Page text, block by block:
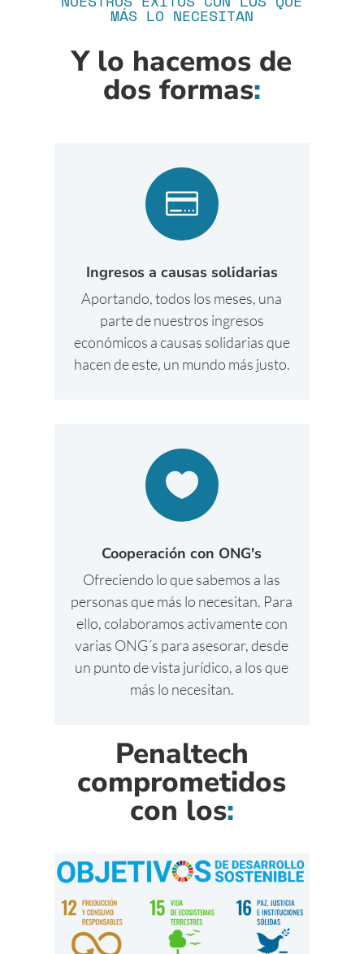
MÁS LO NECESITAN
Y lo hacemos de
dos formas:

Ingresos a causas solidarias
Aportando, todos los meses, una
parte de nuestros ingresos
económicos a causas solidarias que
hacen de este, un mundo más justo.

Cooperación con ONG's
Ofreciendo lo que sabemos a las
personas que más lo necesitan. Para
ello, colaboramos activamente con
varias ONG´s para asesorar, desde
un punto de vista jurídico, a los que
más lo necesitan.
Penaltech
comprometidos
con los: